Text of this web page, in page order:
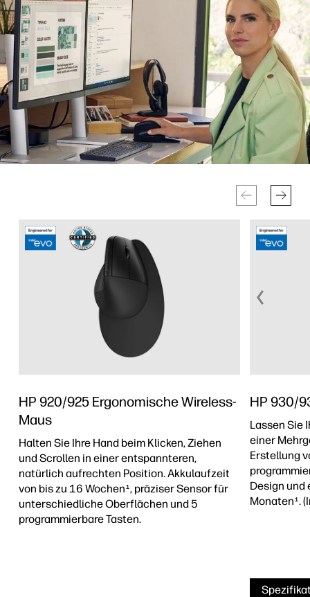
HP 920/925 Ergonomische Wireless-
Maus
Halten Sie Ihre Hand beim Klicken, Ziehen
und Scrollen in einer entspannteren,
natürlich aufrechten Position. Akkulaufzeit
von bis zu 16 Wochen 1 , präziser Sensor für
unterschiedliche Oberflächen und 5
programmierbare Tasten.
HP 930/
Lassen Sie
einer
Erstellung
Design und
Monaten 1 .